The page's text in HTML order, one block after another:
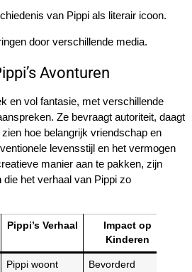
van Pippi als literair icoon.
door verschillende media.
Avonturen
en vol fantasie, met verschillende
Ze bevraagt autoriteit, daagt
hoe belangrijk vriendschap en
levensstijl en het vermogen
manier aan te pakken, zijn
het verhaal van Pippi zo
Pippi’s Verhaal
Impact op
Kinderen
Pippi woont
Bevorderd